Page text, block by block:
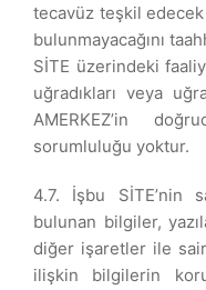
tecavüz teşkil
bulunmayacağını
SİTE üzerindeki
uğradıkları veya
AMERKEZ’in
sorumluluğu yoktur.
4.7. İşbu SİTE’nin
bulunan bilgiler,
diğer işaretler ile
ilişkin bilgilerin